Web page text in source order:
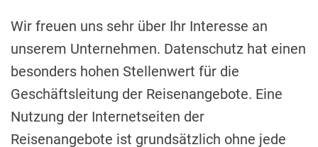
m
t
d
e
d
i
Wir freuen uns sehr über Ihr Interesse an
unserem Unternehmen. Datenschutz hat einen
besonders hohen Stellenwert für die
Geschäftsleitung der Reisenangebote. Eine
Nutzung der Internetseiten der
Reisenangebote ist grundsätzlich ohne jede